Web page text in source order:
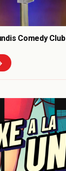
Comedy Club